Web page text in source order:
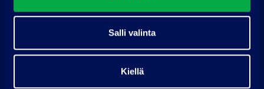
Salli valinta
Kiellä
Ota yhteyttä